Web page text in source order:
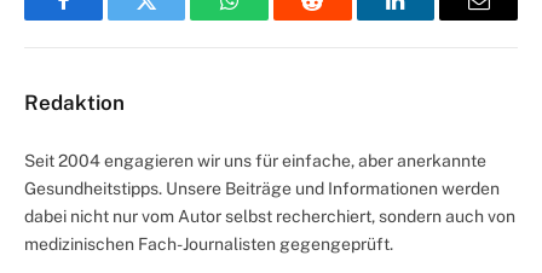
FacebookTwitter WhatsAppReddit LinkedInEmail
Redaktion
Seit 2004 engagieren wir uns für einfache, aber anerkannte
Gesundheitstipps. Unsere Beiträge und Informationen werden
dabei nicht nur vom Autor selbst recherchiert, sondern auch von
medizinischen Fach-Journalisten gegengeprüft.